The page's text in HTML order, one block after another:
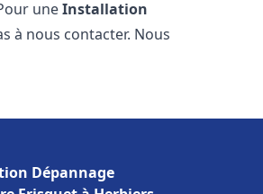
uneInstallation
à nous contacter. Nous
Dépannage